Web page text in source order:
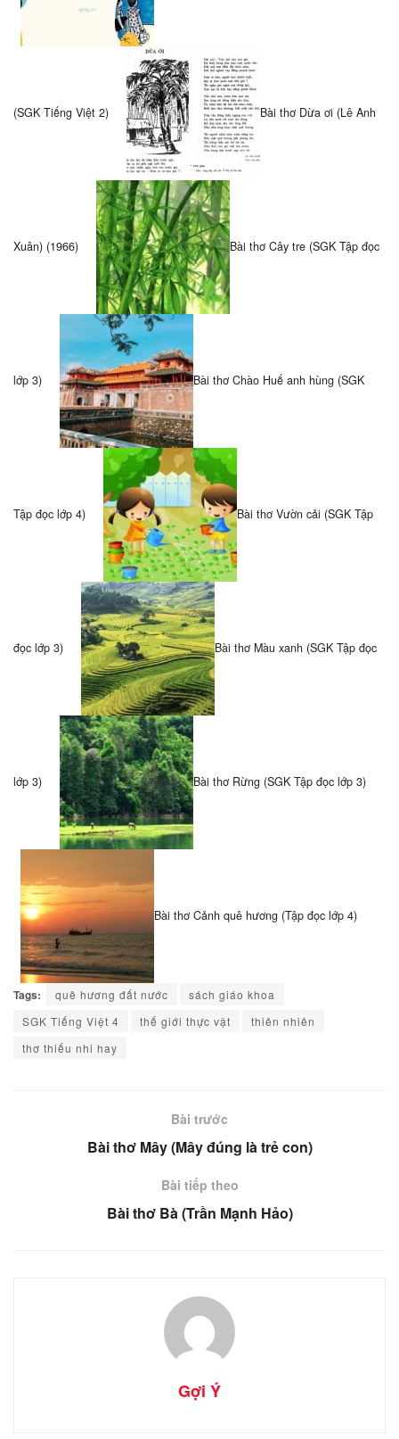
(SGK Tiếng Việt 2) Bài thơ Dừa ơi (Lê Anh
Xuân) (1966) Bài thơ Cây tre (SGK Tập đọc
lớp 3) Bài thơ Chào Huế anh hùng (SGK
Tập đọc lớp 4) Bài thơ Vườn cải (SGK Tập
đọc lớp 3) Bài thơ Màu xanh (SGK Tập đọc
lớp 3) Bài thơ Rừng (SGK Tập đọc lớp 3)
Bài thơ Cảnh quê hương (Tập đọc lớp 4)
Tags: quê hương đất nước
sách giáo khoa
SGK Tiếng Việt 4
thế giới thực vật
thiên nhiên
thơ thiếu nhi hay
Bài trước
Bài thơ Mây (Mây đúng là trẻ con)
Bài tiếp theo
Bài thơ Bà (Trần Mạnh Hảo)
Gợi Ý